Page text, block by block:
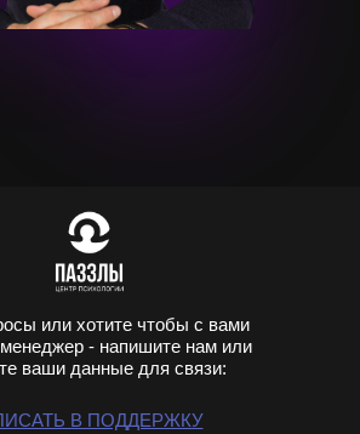
или хотите чтобы с вами
- напишите нам или
ваши данные для связи:
В ПОДДЕРЖКУ